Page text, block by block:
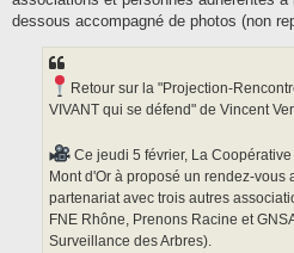
dessous accompagné de photos (non
Retour sur la "Projection-
VIVANT qui se défend" de Vincent
Ce jeudi 5 février, La
Mont d'Or à proposé un rendez-
partenariat avec trois autres
FNE Rhône, Prenons Racine et
Surveillance des Arbres).